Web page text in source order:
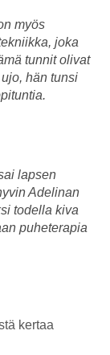
myös
joka
tunnit olivat
hän tunsi
lapsen
Adelinan
todella kiva
puheterapia
kertaa